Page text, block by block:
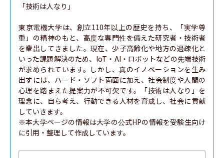
「技術は人なり」
東京電機大学は、創立110年以上の歴史を持ち、「実学尊
重」の精神のもと、高度な専門性を備えた研究者・技術者
を輩出してきました。現在、少子高齢化や地方の過疎化と
いった課題解決のため、IoT・AI・ロボットなどの先端技術
が求められています。しかし、真のイノベーションを生み
出すには、ハード・ソフト両面に加え、社会制度や人間の
心理を踏まえた提案力が不可欠です。「技術は人なり」を
理念に、自ら考え、行動できる人材を育成し、社会に貢献
していきます。
※本大学ページの情報は大学の公式HPの情報を受験生向け
に引用・整理して作成しています。